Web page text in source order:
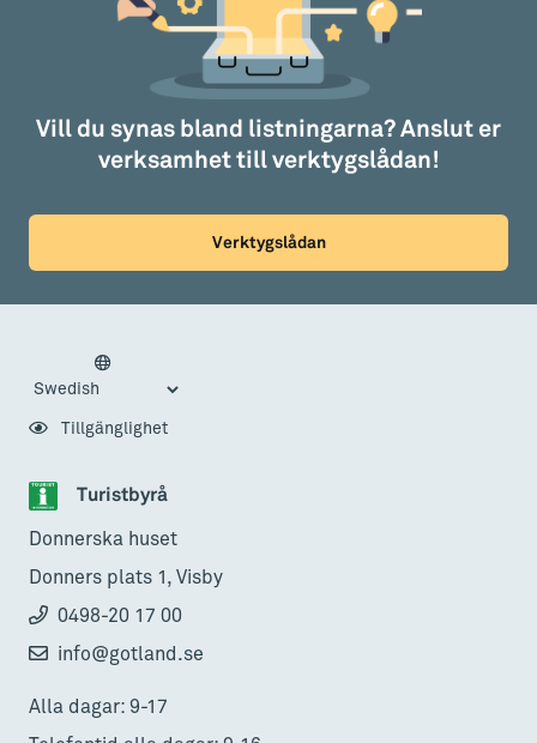
Vill du synas bland listningarna? Anslut er
verksamhet till verktygslådan!
Verktygslådan
Turistbyrå
Donnerska huset
Donners plats 1, Visby
0498-20 17 00
info@gotland.se
Alla dagar: 9-17
Tillgänglighet